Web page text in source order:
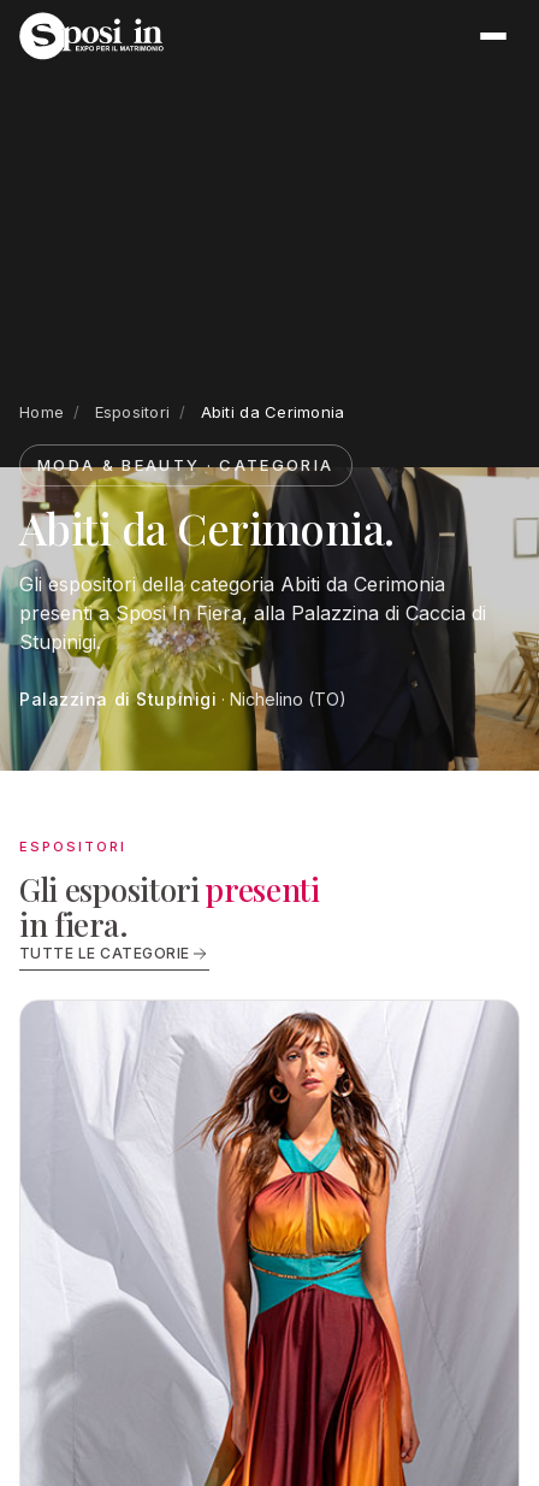
Home / Espositori / Abiti da Cerimonia
MODA & BEAUTY · CATEGORIA
Abiti da Cerimonia.
Gli espositori della categoria Abiti da Cerimonia
presenti a Sposi In Fiera, alla Palazzina di Caccia di
Stupinigi.
Palazzina di Stupinigi · Nichelino (TO)
ESPOSITORI
Gli espositoripresenti
in fiera.
TUTTE LE CATEGORIE